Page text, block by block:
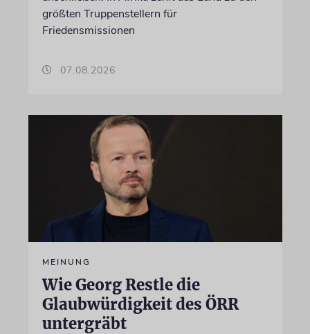
größten Truppenstellern für
Friedensmissionen
07.08.2026
MEINUNG
Wie Georg Restle die
Glaubwürdigkeit des ÖRR
untergräbt